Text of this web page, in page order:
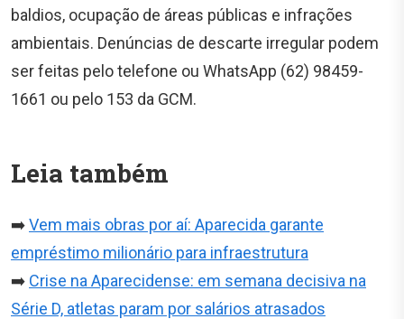
baldios, ocupação de áreas públicas e infrações
ambientais. Denúncias de descarte irregular podem
ser feitas pelo telefone ou WhatsApp (62) 98459-
1661 ou pelo 153 da GCM.
Leia também
➡️Vem mais obras por aí: Aparecida garante
empréstimo milionário para infraestrutura
➡️ Crise na Aparecidense: em semana decisiva na
Série D, atletas param por salários atrasados